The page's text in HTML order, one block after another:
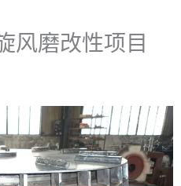
风磨改性项目